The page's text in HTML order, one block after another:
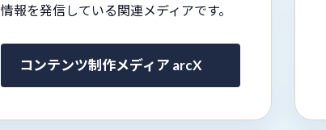
情報を発信している関連メディアです。
コンテンツ制作メディア arcX